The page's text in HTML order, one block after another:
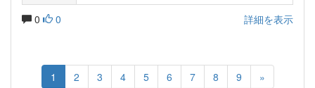
0 0 詳細を表示
1 2 3 4 5 6 7 8 9 »